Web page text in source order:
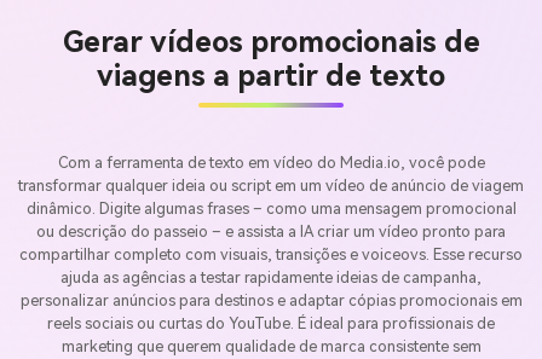
Gerar vídeos promocionais de
viagens a partir de texto
Com a ferramenta de texto em vídeo do Media.io, você pode
transformar qualquer ideia ou script em um vídeo de anúncio de viagem
dinâmico. Digite algumas frases – como uma mensagem promocional
ou descrição do passeio – e assista a IA criar um vídeo pronto para
compartilhar completo com visuais, transições e voiceovs. Esse recurso
ajuda as agências a testar rapidamente ideias de campanha,
personalizar anúncios para destinos e adaptar cópias promocionais em
reels sociais ou curtas do YouTube. É ideal para profissionais de
marketing que querem qualidade de marca consistente sem